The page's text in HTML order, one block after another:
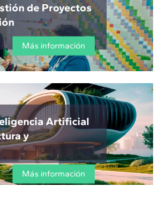
de Proyectos
Más información
Artificial
y
Más información